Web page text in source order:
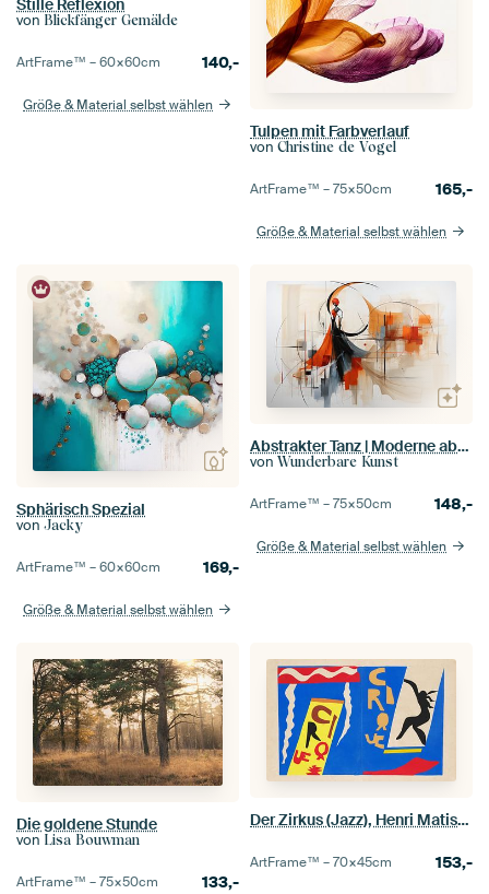
Stille Reflexion
von Blickfänger Gemälde
ArtFrame™ –60×60cm 140,-
Größe & Material selbst wählen
Tulpen mit Farbverlauf
von Christine de Vogel
ArtFrame™ –75×50cm 165,-
Größe & Material selbst wählen
Sphärisch Spezial
von Jacky
ArtFrame™ –60×60cm 169,-
Größe & Material selbst wählen
Abstrakter Tanz | Moderne abstrakte Kunst
von Wunderbare Kunst
ArtFrame™ –75×50cm 148,-
Größe & Material selbst wählen
Die goldene Stunde
von Lisa Bouwman
ArtFrame™ –75×50cm 133,-
Der Zirkus (Jazz), Henri Matisse
ArtFrame™ –70×45cm 153,-